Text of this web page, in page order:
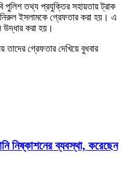
পুলিশ তথ্য প্রযুক্তির সহায়তায় ট্রাক
ইসলামকে গ্রেফতার করা হয়। এ
উদ্ধার করা হয়।
তাদের গ্রেফতার দেখিয়ে বুধবার
নিষ্কাশনের ব্যবস্থা, করেছেন